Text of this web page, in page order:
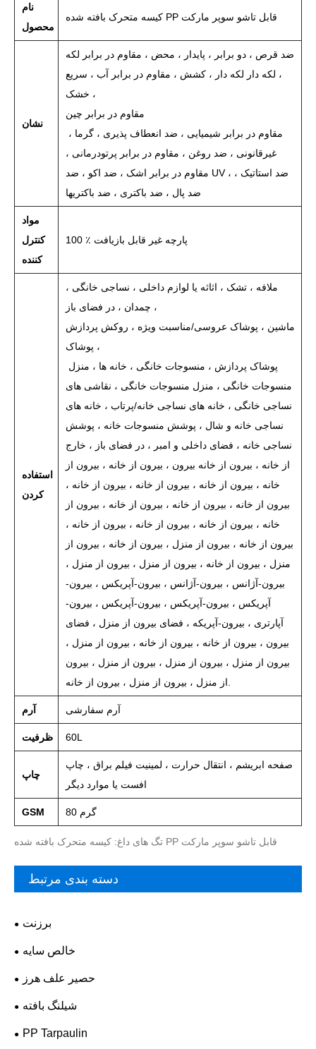
نام
محصول
کیسه متحرک بافته شده PP قابل تاشو سوپر مارکت
نشان
ضد قرص ، دو برابر ، پایدار ، محض ، مقاوم در برابر لکه
، لکه دار لکه دار ، کشش ، مقاوم در برابر آب ، سریع
خشک ،
مقاوم در برابر چین
غیرقانونی ، ضد روغن ، مقاوم در برابر پرتودرمانی ،
مقاوم در برابر اشک ، ضد اکو ، ضد UV ، ضد استاتیک ،
ضد پال ، ضد باکتری ، ضد باکتریها
مواد
کنترل
کننده
100 ٪ پارچه غیر قابل بازیافت
استفاده
کردن
ملافه ، تشک ، اثاثه یا لوازم داخلی ، نساجی خانگی ،
چمدان ، در فضای باز ،
ماشین ، پوشاک عروسی/مناسبت ویژه ، روکش پردازش
پوشاک ،
منسوجات خانگی ، منزل منسوجات خانگی ، نقاشی های
نساجی خانگی ، خانه های نساجی خانه/پرتاب ، خانه های
نساجی خانه و شال ، پوشش منسوجات خانه ، پوشش
نساجی خانه ، فضای داخلی و امبر ، در فضای باز ، خارج
از خانه ، بیرون از خانه بیرون ، بیرون از خانه ، بیرون از
خانه ، بیرون از خانه ، بیرون از خانه ، بیرون از خانه ،
بیرون از خانه ، بیرون از خانه ، بیرون از خانه ، بیرون از
خانه ، بیرون از خانه ، بیرون از خانه ، بیرون از خانه ،
بیرون از خانه ، بیرون از منزل ، بیرون از خانه ، بیرون از
منزل ، بیرون از خانه ، بیرون از منزل ، بیرون از منزل ،
بیرون-آژانس ، بیرون-آژانس ، بیرون-آپریکس ، بیرون-
آپریکس ، بیرون-آپریکس ، بیرون-آپریکس ، بیرون-
آپارتری ، بیرون-آپریکه ، فضای بیرون از منزل ، فضای
بیرون ، بیرون از خانه ، بیرون از خانه ، بیرون از منزل ،
بیرون از منزل ، بیرون از منزل ، بیرون از منزل ، بیرون
آرم آرم سفارشی
ظرفیت 60L
چاپ
صفحه ابریشم ، انتقال حرارت ، لمینیت فیلم براق ، چاپ
افست یا موارد دیگر
GSM 80 گرم
تگ های داغ: کیسه متحرک بافته شده PP قابل تاشو سوپر مارکت
دسته بندی مرتبط
برزنت
خالص سایه
حصیر علف هرز
شیلنگ بافته
PP Tarpaulin